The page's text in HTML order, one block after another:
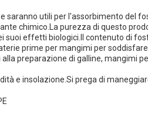
saranno utili per l'assorbimento del
chimico.La purezza di questo
suoi effetti biologici.Il contenuto di
prime per mangimi per
preparazione di galline, mangimi
e insolazione.Si prega di